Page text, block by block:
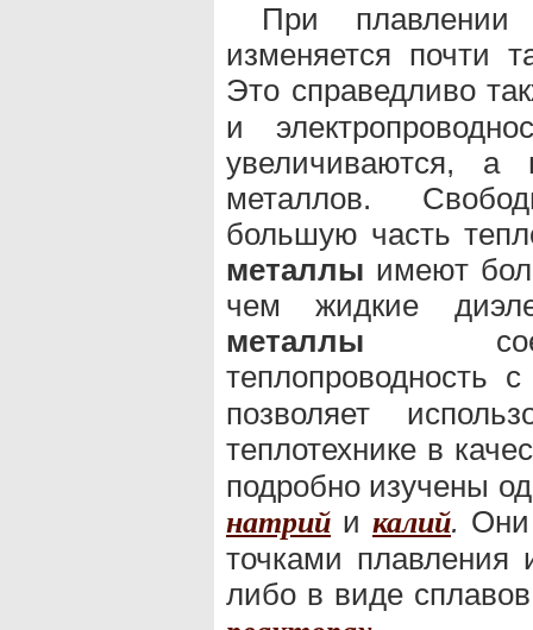
При плавлении
изменяется почти
Это справедливо
и
увеличиваются,
металлов.
большую часть
металлы имеют
чем жидкие
металлы
теплопроводность
позволяет
теплотехнике в
подробно изучены
натрий и калий. Они
точками плавления
либо в виде